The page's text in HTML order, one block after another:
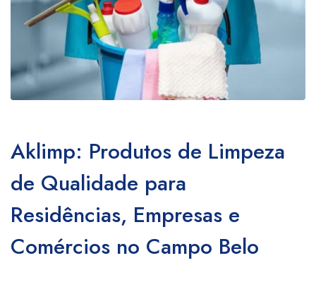
Aklimp: Produtos de Limpeza
de Qualidade para
Residências, Empresas e
Comércios no Campo Belo